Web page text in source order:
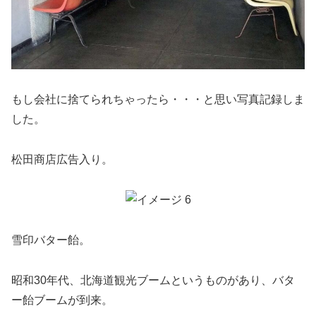
もし会社に捨てられちゃったら・・・と思い写真記録しま
した。
松田商店広告入り。
雪印バター飴。
昭和30年代、北海道観光ブームというものがあり、バタ
ー飴ブームが到来。